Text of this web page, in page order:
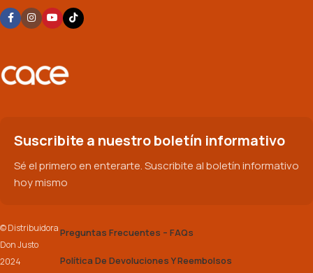
Suscribite a nuestro boletín informativo
Sé el primero en enterarte. Suscribite al boletín informativo
hoy mismo
© Distribuidora
Don Justo
2024
Preguntas Frecuentes – FAQs
Política De Devoluciones Y Reembolsos